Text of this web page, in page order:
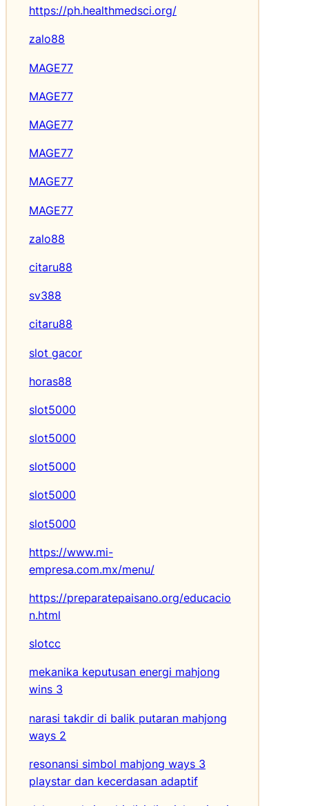
https://ph.healthmedsci.org/
zalo88
MAGE77
MAGE77
MAGE77
MAGE77
MAGE77
MAGE77
zalo88
citaru88
sv388
citaru88
slot gacor
horas88
slot5000
slot5000
slot5000
slot5000
slot5000
https://www.mi-
empresa.com.mx/menu/
https://preparatepaisano.org/educacio
n.html
slotcc
mekanika keputusan energi mahjong
wins 3
narasi takdir di balik putaran mahjong
ways 2
resonansi simbol mahjong ways 3
playstar dan kecerdasan adaptif